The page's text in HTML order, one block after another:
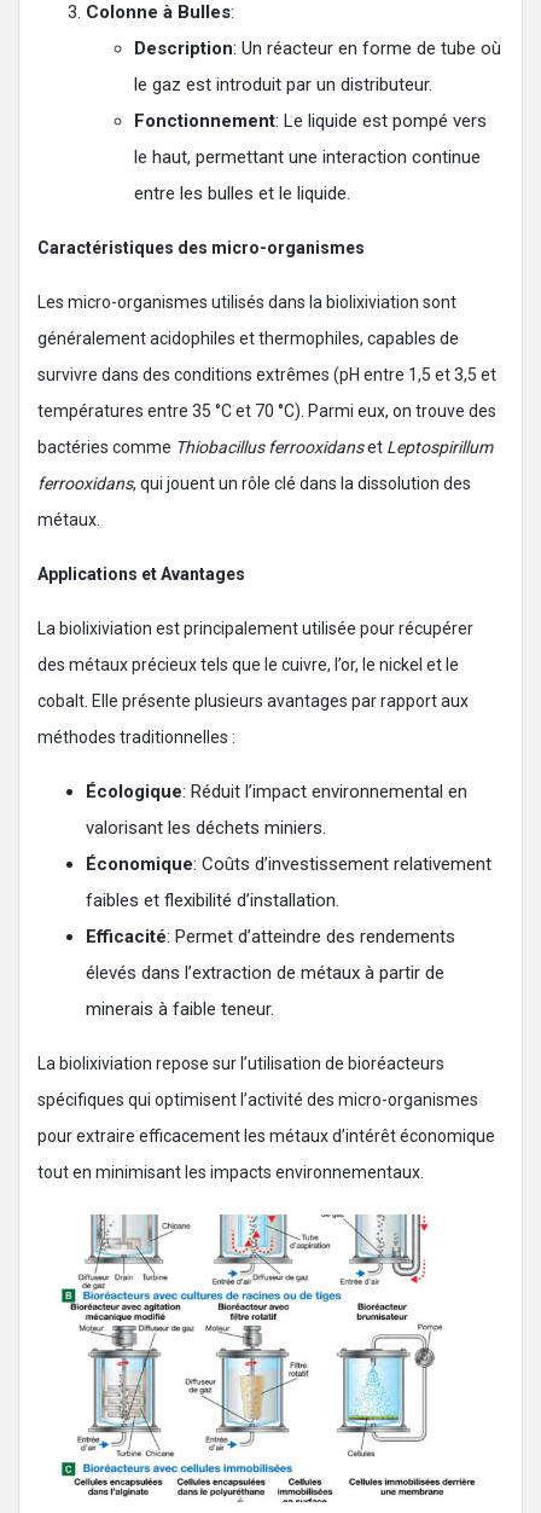
Colonne à Bulles:
Description: Un réacteur en forme de tube où
le gaz est introduit par un distributeur.
Fonctionnement: Le liquide est pompé vers
le haut, permettant une interaction continue
entre les bulles et le liquide.
Caractéristiques des micro-organismes
Les micro-organismes utilisés dans la biolixiviation sont
généralement acidophiles et thermophiles, capables de
survivre dans des conditions extrêmes (pH entre 1,5 et 3,5 et
températures entre 35 °C et 70 °C). Parmi eux, on trouve des
bactéries comme Thiobacillus ferrooxidanset Leptospirillum
ferrooxidans, qui jouent un rôle clé dans la dissolution des
métaux.
Applications et Avantages
La biolixiviation est principalement utilisée pour récupérer
des métaux précieux tels que le cuivre, l’or, le nickel et le
cobalt. Elle présente plusieurs avantages par rapport aux
méthodes traditionnelles :
Écologique: Réduit l’impact environnemental en
valorisant les déchets miniers.
Économique: Coûts d’investissement relativement
faibles et flexibilité d’installation.
Efficacité: Permet d’atteindre des rendements
élevés dans l’extraction de métaux à partir de
minerais à faible teneur.
La biolixiviation repose sur l’utilisation de bioréacteurs
spécifiques qui optimisent l’activité des micro-organismes
pour extraire efficacement les métaux d’intérêt économique
tout en minimisant les impacts environnementaux.